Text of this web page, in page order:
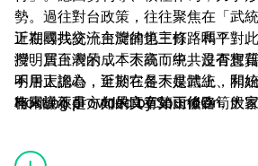
勢。過往對台政策，往往聚焦在「武
正在尋找統一台灣的第三條路嗎？對
授明居正表示，「不統而統」沒有實
不用太擔心，至於它是不是武統、和
格來說不是，如果真有第三條路，大
近期國共交流主旋律也主打「和平」
灣、買台灣的成本太高，中共是否想
明居正認為，近期在各大媒體上，開
有同樣敘事方向的文章如雨後春筍般
--
Hosting provided bySoundOn